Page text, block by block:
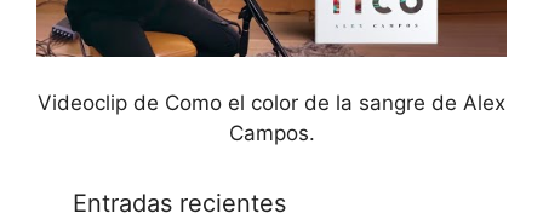
Videoclip de Como el color de la sangre de Alex
Campos.
Entradas recientes